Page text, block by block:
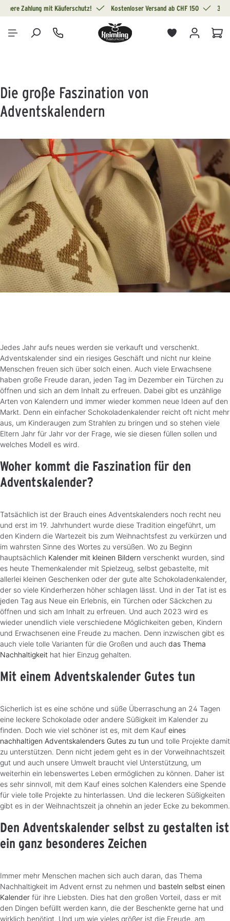
springen
Sichere Zahlung mit Käuferschutz! Kostenloser Versand ab CHF 150 30
Die große Faszination von
Adventskalendern
Jedes Jahr aufs neues werden sie verkauft und verschenkt.
Adventskalender sind ein riesiges Geschäft und nicht nur kleine
Menschen freuen sich über solch einen. Auch viele Erwachsene
haben große Freude daran, jeden Tag im Dezember ein Türchen zu
öffnen und sich an dem Inhalt zu erfreuen. Dabei gibt es unzählige
Arten von Kalendern und immer wieder kommen neue Ideen auf den
Markt. Denn ein einfacher Schokoladenkalender reicht oft nicht mehr
aus, um Kinderaugen zum Strahlen zu bringen und so stehen viele
Eltern Jahr für Jahr vor der Frage, wie sie diesen füllen sollen und
welches Modell es wird.
Woher kommt die Faszination für den
Adventskalender?
Tatsächlich ist der Brauch eines Adventskalenders noch recht neu
und erst im 19. Jahrhundert wurde diese Tradition eingeführt, um
den Kindern die Wartezeit bis zum Weihnachtsfest zu verkürzen und
im wahrsten Sinne des Wortes zu versüßen. Wo zu Beginn
hauptsächlich Kalender mit kleinen Bildern verschenkt wurden, sind
es heute Themenkalender mit Spielzeug, selbst gebastelte, mit
allerlei kleinen Geschenken oder der gute alte Schokoladenkalender,
der so viele Kinderherzen höher schlagen lässt. Und in der Tat ist es
jeden Tag aus Neue ein Erlebnis, ein Türchen oder Säckchen zu
öffnen und sich am Inhalt zu erfreuen. Und auch 2023 wird es
wieder unendlich viele verschiedene Möglichkeiten geben, Kindern
und Erwachsenen eine Freude zu machen. Denn inzwischen gibt es
auch viele tolle Varianten für die Großen und auch das Thema
Nachhaltigkeit hat hier Einzug gehalten.
Mit einem Adventskalender Gutes tun
Sicherlich ist es eine schöne und süße Überraschung an 24 Tagen
eine leckere Schokolade oder andere Süßigkeit im Kalender zu
finden. Doch wie viel schöner ist es, mit dem Kauf eines
nachhaltigen Adventskalenders Gutes zu tun und tolle Projekte damit
zu unterstützen. Denn nicht jedem geht es in der Vorweihnachtszeit
gut und auch unsere Umwelt braucht viel Unterstützung, um
weiterhin ein lebenswertes Leben ermöglichen zu können. Daher ist
es sehr sinnvoll, mit dem Kauf eines solchen Kalenders eine Spende
für viele tolle Projekte zu hinterlassen. Und die leckeren Süßigkeiten
gibt es in der Weihnachtszeit ja ohnehin an jeder Ecke zu bekommen.
Den Adventskalender selbst zu gestalten ist
ein ganz besonderes Zeichen
Immer mehr Menschen machen sich auch daran, das Thema
Nachhaltigkeit im Advent ernst zu nehmen und basteln selbst einen
Kalender für ihre Liebsten. Dies hat den großen Vorteil, dass er mit
den Dingen befüllt werden kann, die der Beschenkte gerne hat und
wirklich benötigt. Und um wie vieles größer ist die Freude, am